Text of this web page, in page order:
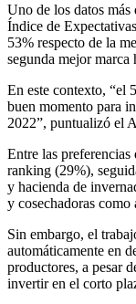
Uno de los datos más
Índice de
53% respecto de la
segunda mejor marca
En este contexto, “el
buen momento para
2022”, puntualizó el
Entre las preferencias
ranking (29%),
y hacienda de
y cosechadoras como
Sin embargo, el
automáticamente en
productores, a pesar
invertir en el corto